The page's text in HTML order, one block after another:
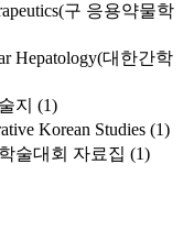
구 응용약물학
Hepatology(대한간학
지 (1)
Korean Studies (1)
술대회 자료집 (1)